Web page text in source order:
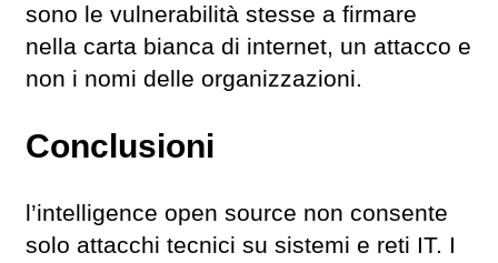
sono le vulnerabilità stesse a firmare
nella carta bianca di internet, un attacco e
non i nomi delle organizzazioni.
Conclusioni
l’intelligence open source non consente
solo attacchi tecnici su sistemi e reti IT. I